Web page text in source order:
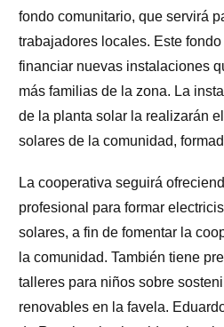
fondo comunitario, que servirá
trabajadores locales. Este
financiar nuevas instalaciones
más familias de la zona. La
de la planta solar la realizarán
solares de la comunidad,
La cooperativa seguirá
profesional para formar
solares, a fin de fomentar la
la comunidad. También tiene
talleres para niños sobre
renovables en la favela.